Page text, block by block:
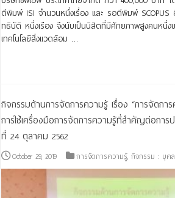
ตีพิมพ์ ISI จำนวนหนึ่งเรื่อง และ รอตีพิมพ์ SCOPUS
ทธิบัติ หนี่งเรือง จึงนับเป็นนิสิตที่มีศักยภาพสูงคนหนึ่
เทคโนโลยีสิ่งแวดล้อม …
กิจกรรมด้านการจัดการความรู้ เรื่อง “การจัดกา
การใช้เครื่องมือการจัดการความรู้ที่สำคัญต่อกา
ที่ 24 ตุลาคม 2562
October 29, 2019 การจัดการความรู้,กิจกรรม : บุค